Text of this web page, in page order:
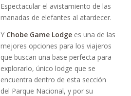
Espectacular el avistamiento de las
manadas de elefantes al atardecer.
Y Chobe Game Lodge es una de las
mejores opciones para los viajeros
que buscan una base perfecta para
explorarlo, único lodge que se
encuentra dentro de esta sección
del Parque Nacional, y por su